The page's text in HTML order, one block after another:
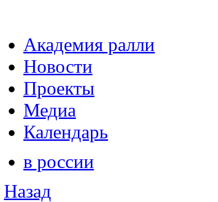
Академия ралли
Новости
Проекты
Медиа
Календарь
в россии
Назад